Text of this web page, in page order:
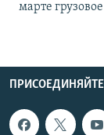
марте